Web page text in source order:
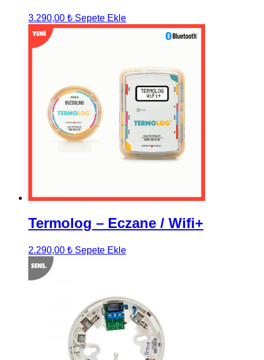
3.290,00 ₺ Sepete Ekle
Termolog – Eczane / Wifi+
2.290,00 ₺ Sepete Ekle